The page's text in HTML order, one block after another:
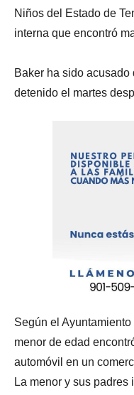
Niños del Estado de
interna que encontró
Baker ha sido
detenido el martes
Según el
menor de edad
automóvil en un
La menor y sus padres